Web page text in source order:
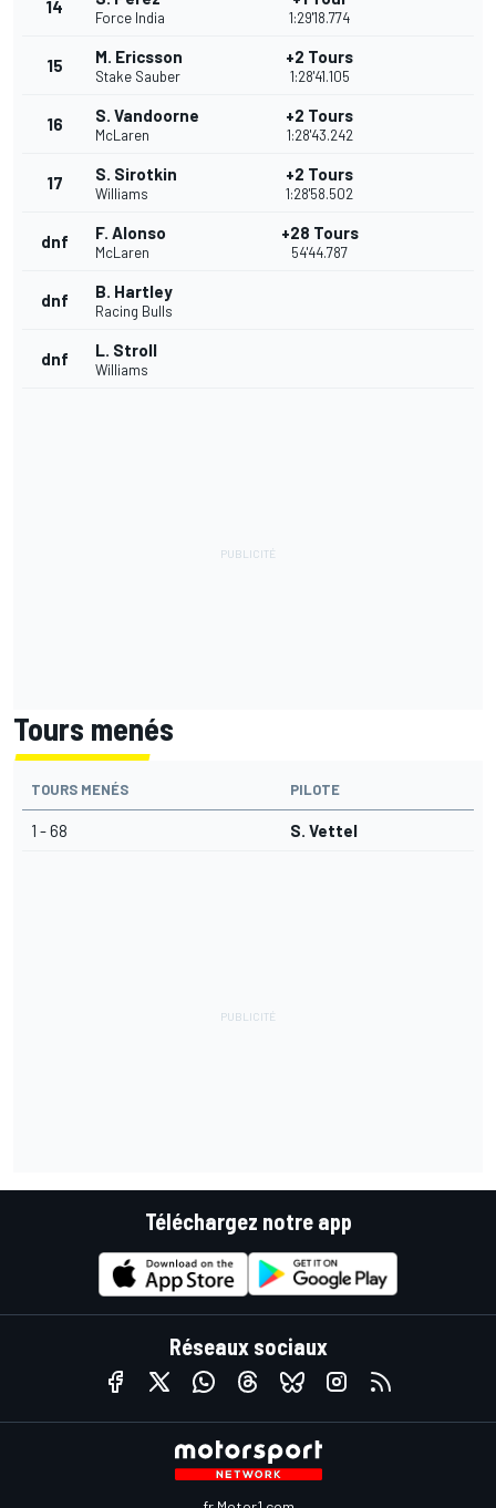
14
Force India 1:29'18.774
15 M. Ericsson
Stake Sauber
+2 Tours
1:28'41.105
16 S. Vandoorne
McLaren
+2 Tours
1:28'43.242
17 S. Sirotkin
Williams
+2 Tours
1:28'58.502
dnf F. Alonso
McLaren
+28 Tours
54'44.787
dnf B. Hartley
Racing Bulls
dnf L. Stroll
Williams
Tours menés
TOURS MENÉS PILOTE
1 - 68 S. Vettel
Téléchargez notre app
Réseaux sociaux